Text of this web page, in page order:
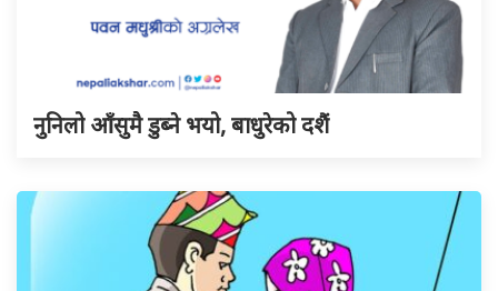
नुनिलो आँसुमै डुब्ने भयो, बाधुरेको दशैं